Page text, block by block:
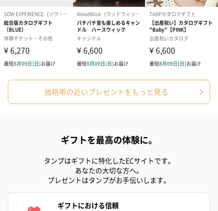
紅茶・コーヒー・スイーツ
紅茶・コーヒー・スイーツを同梱してお届けいたします。ギフト
への＋αにおすすめです。
BIRTHDAY TO YOU）
（660円）
価格帯の近いプレゼントをもっと見る
ギフトを最高の体験に。
タンプはギフトに特化したECサイトです。
あなたの大切な方へ。
プレゼントはタンプがお手伝いします。
ギフトにおける信頼